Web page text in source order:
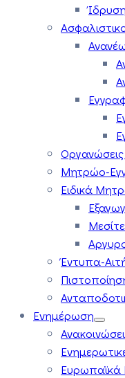
Μητρώο-
Ειδικά
Έντυπα-
Ενημέρωση